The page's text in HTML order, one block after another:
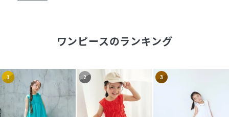
ワンピースのランキング
1 2 3